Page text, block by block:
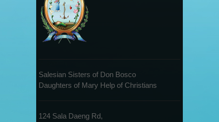
Salesian Sisters of Don Bosco
Daughters of Mary Help of Christians
124 Sala Daeng Rd,